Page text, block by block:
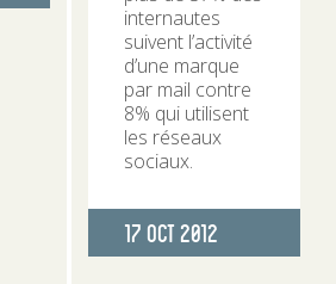
internautes
suivent l’activité
d’une marque
par mail contre
8% qui utilisent
les réseaux
sociaux.
Publié
17 Oct 2012